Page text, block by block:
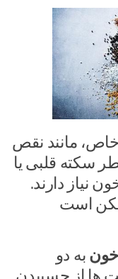
مانند نقص
سکته قلبی یا
نیاز دارند.
است
خون به دو